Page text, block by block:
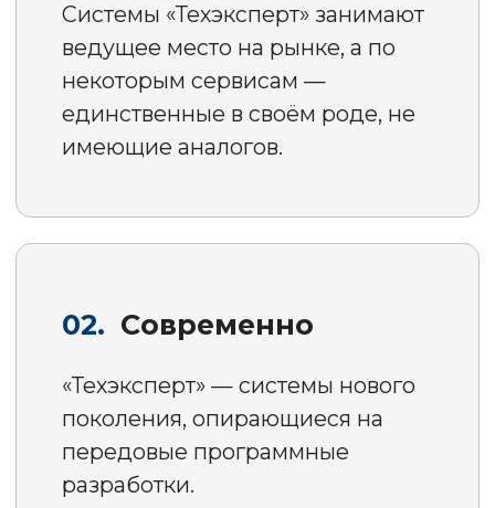
Попробовать бесплатно
Продукты для
специалистов